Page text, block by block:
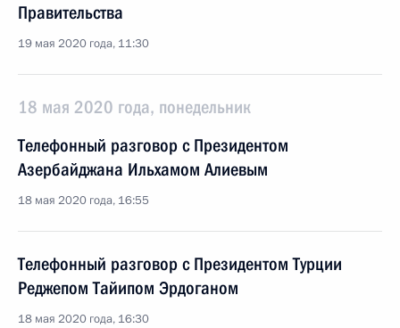
Правительства
19 мая 2020 года, 11:30
18 мая 2020 года, понедельник
Телефонный разговор с Президентом
Азербайджана Ильхамом Алиевым
18 мая 2020 года, 16:55
Телефонный разговор с Президентом Турции
Реджепом Тайипом Эрдоганом
18 мая 2020 года, 16:30